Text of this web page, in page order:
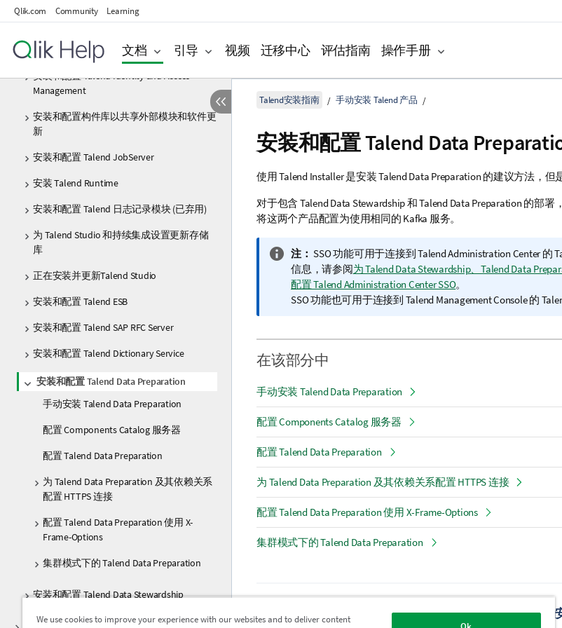
Qlik.com Community Learning
文档 引导 视频 迁移中心 评估指南 操作手册
安装和配置 Git
安装和配置 Talend Administration Center
安装和配置 Talend Identity and Access
Management
安装和配置构件库以共享外部模块和软件更
新
安装和配置 Talend JobServer
安装 Talend Runtime
安装和配置 Talend 日志记录模块 (已弃用)
为 Talend Studio 和持续集成设置更新存储
库
正在安装并更新Talend Studio
安装和配置 Talend ESB
安装和配置 Talend SAP RFC Server
安装和配置 Talend Dictionary Service
安装和配置 Talend Data Preparation
手动安装 Talend Data Preparation
配置 Components Catalog 服务器
配置 Talend Data Preparation
为 Talend Data Preparation 及其依赖关系
配置 HTTPS 连接
配置 Talend Data Preparation 使用 X-
Frame-Options
集群模式下的 Talend Data Preparation
安装和配置 Talend Data Stewardship
Talend安装指南 手动安装 Talend 产品
安装和配置Talend Data
使用Talend Installer是安装Talend Data Preparation 的建议方法，但
对于包含 Talend Data Stewardship和Talend Data Preparation 的部署
将这两个产品配置为使用相同的 Kafka 服务。
信
息
注
释
注： SSO 功能可用于连接到Talend Administration Center的
信息，请参阅为 Talend Data Stewardship、Talend Data
配置 Talend Administration Center SSO。
SSO 功能也可用于连接到 Talend Management Console的
在该部分中
手动安装 Talend Data Preparation
配置 Components Catalog 服务器
配置 Talend Data Preparation
为 Talend Data Preparation 及其依赖关系配置 HTTPS 连接
配置 Talend Data Preparation 使用 X-Frame-Options
集群模式下的 Talend Data Preparation
在集群模式下安装 Talend Dictionary Service 手动
We use cookies to improve your experience with our websites and to deliver content